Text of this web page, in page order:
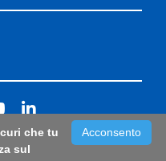
di prima istanza per
Acconsento
che tu
sul